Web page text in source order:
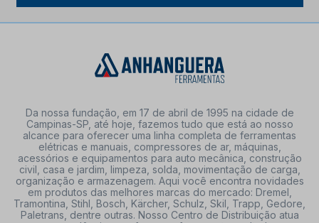
Da nossa fundação, em 17 de abril de 1995 na cidade de
Campinas-SP, até hoje, fazemos tudo que está ao nosso
alcance para oferecer uma linha completa de ferramentas
elétricas e manuais, compressores de ar, máquinas,
acessórios e equipamentos para auto mecânica, construção
civil, casa e jardim, limpeza, solda, movimentação de carga,
organização e armazenagem. Aqui você encontra novidades
em produtos das melhores marcas do mercado: Dremel,
Tramontina, Stihl, Bosch, Kärcher, Schulz, Skil, Trapp, Gedore,
Paletrans, dentre outras. Nosso Centro de Distribuição atua